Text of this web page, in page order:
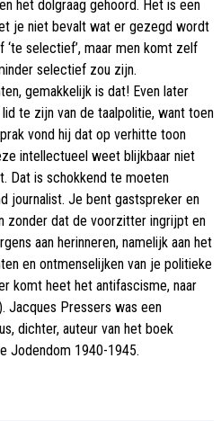
het dolgraag gehoord. Het is een
je niet bevalt wat er gezegd wordt
‘te selectief’, maar men komt zelf
selectief zou zijn.
gemakkelijk is dat! Even later
te zijn van de taalpolitie, want toen
vond hij dat op verhitte toon
intellectueel weet blijkbaar niet
Dat is schokkend te moeten
journalist. Je bent gastspreker en
zonder dat de voorzitter ingrijpt en
aan herinneren, namelijk aan het
en ontmenselijken van je politieke
komt heet het antifascisme, naar
Jacques Pressers was een
dichter, auteur van het boek
Jodendom 1940-1945.